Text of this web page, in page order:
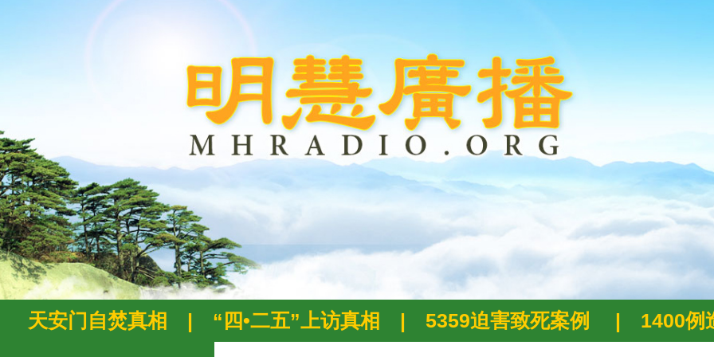
天安门自焚真相 | “四•二五”上访真相 | 5359迫害致死案例 | 1400例